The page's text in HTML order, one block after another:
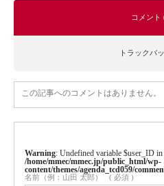
コメント
トラックバ
この記事へのコメントはありません。
Warning : Undefined variable $user_ID in
/home/mmec/mmec.jp/public_html/wp-
content/themes/agenda_tcd059/
名前（例：山田 太郎） ( 必須 )